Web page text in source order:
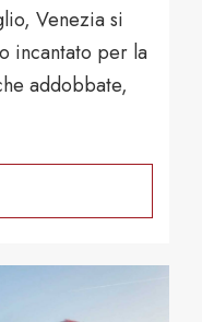
Venezia si
incantato per la
addobbate,